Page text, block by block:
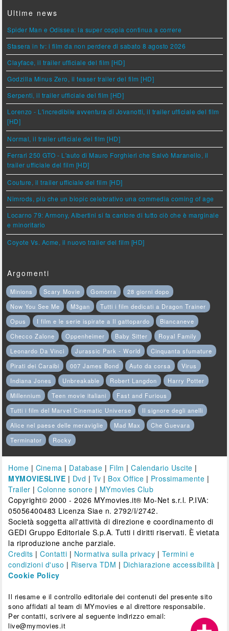
Ultime news
Spider Man e Odissea: la super coppia continua a correre
Stasera in tv: i film da non perdere di sabato 8 agosto 2026
Clayface, il trailer ufficiale del film [HD]
Godzilla Minus Zero, il teaser trailer del film [HD]
Serpenti, il trailer ufficiale del film [HD]
Lorenzo - L'incredibile avventura di Jovanotti, il trailer ufficiale del film
[HD]
Normal, il trailer ufficiale del film [HD]
Ferrari 250 GTO - L'auto di Mauro Forghieri che Salvò Maranello, il
trailer ufficiale del film [HD]
Couture, il trailer ufficiale del film [HD]
Nimrods, più che un biopic celebrativo una commedia coming of age
Locarno 79: Armony, Albertini si fa cantore di tutto ciò che è marginale
e minoritario
Coyote Vs. Acme, il nuovo trailer del film [HD]
Argomenti
Minions Scary Movie Gomorra
28 giorni dopo
Now You See Me
M3gan
Tutti i film dedicati a Dragon Trainer
Opus
I film e le serie ispirate a Il gattopardo
Biancaneve
Checco Zalone
Oppenheimer Baby Sitter
Royal Family
Leonardo Da Vinci
Jurassic Park - World
Cinquanta sfumature
Pirati dei Caraibi
007 James Bond Auto da corsa
Virus
Indiana Jones
Unbreakable Robert Langdon
Harry Potter
Millennium
Teen movie italiani
Fast and Furious
Tutti i film del Marvel Cinematic Universe
Il signore degli anelli
Alice nel paese delle meraviglie
Mad Max
Che Guevara
Terminator
Rocky
Home | Cinema | Database | Film |Calendario Uscite |
MYMOVIESLIVE | Dvd | Tv | Box Office | Prossimamente |
Trailer |Colonne sonore | MYmovies Club
Copyright© 2000 - 2026 MYmovies.it® Mo-Net s.r.l. P.IVA:
05056400483 Licenza Siae n. 2792/I/2742.
Società soggetta all'attività di direzione e coordinamento di
GEDI Gruppo Editoriale S.p.A. Tutti i diritti riservati. È vietata
la riproduzione anche parziale.
Credits |Contatti | Normativa sulla privacy | Termini e
condizioni d'uso | Riserva TDM | Dichiarazione accessibilità |
Cookie Policy
Il riesame e il controllo editoriale dei contenuti del presente sito
sono affidati al team di MYmovies e al direttore responsabile.
Per contatti, scrivere al seguente indirizzo email:
live@mymovies.it